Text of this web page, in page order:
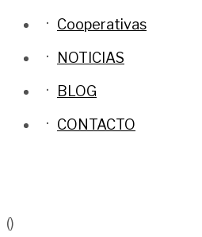
Cooperativas
NOTICIAS
BLOG
CONTACTO
()